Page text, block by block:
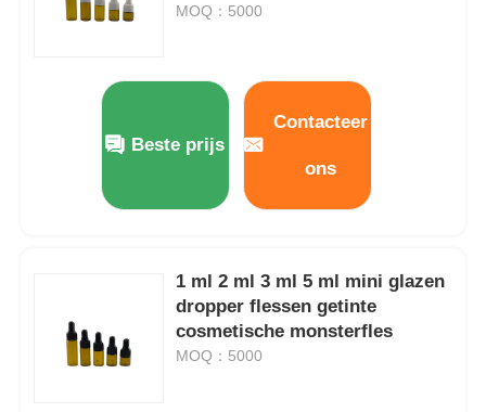
Cosmetische drupper
Links-rechts vergrendelingspomp
MOQ：5000
Beste prijs
Contacteer
ons
1 ml 2 ml 3 ml 5 ml mini glazen
dropper flessen getinte
cosmetische monsterfles
MOQ：5000